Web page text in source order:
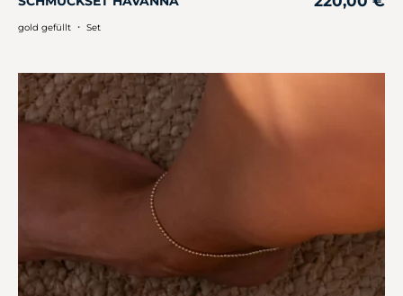
gold gefüllt ・ Set